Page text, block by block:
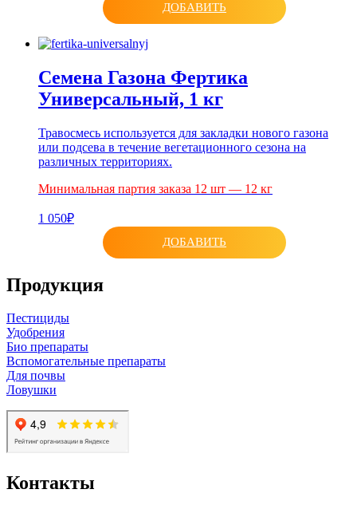
ДОБАВИТЬ
Семена Газона Фертика
Универсальный, 1 кг
Травосмесь используется для закладки нового газона
или подсева в течение вегетационного сезона на
различных территориях.
Минимальная партия заказа 12 шт — 12 кг
1 050₽
ДОБАВИТЬ
Продукция
Пестициды
Удобрения
Био препараты
Вспомогательные препараты
Для почвы
Ловушки
Контакты